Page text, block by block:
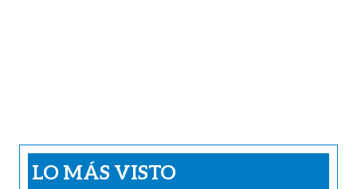
LO MÁS VISTO